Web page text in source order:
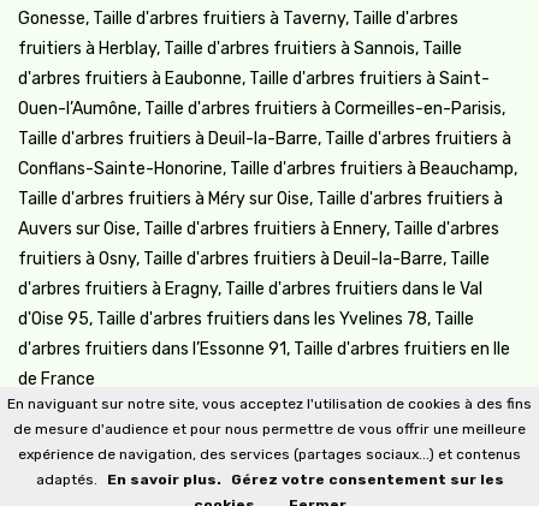
Gonesse, Taille d'arbres fruitiers à Taverny, Taille d'arbres
fruitiers à Herblay, Taille d'arbres fruitiers à Sannois, Taille
d'arbres fruitiers à Eaubonne, Taille d'arbres fruitiers à Saint-
Ouen-l’Aumône, Taille d'arbres fruitiers à Cormeilles-en-Parisis,
Taille d'arbres fruitiers à Deuil-la-Barre, Taille d'arbres fruitiers à
Conflans-Sainte-Honorine, Taille d'arbres fruitiers à Beauchamp,
Taille d'arbres fruitiers à Méry sur Oise, Taille d'arbres fruitiers à
Auvers sur Oise, Taille d'arbres fruitiers à Ennery, Taille d'arbres
fruitiers à Osny, Taille d'arbres fruitiers à Deuil-la-Barre, Taille
d'arbres fruitiers à Eragny, Taille d'arbres fruitiers dans le Val
d'Oise 95, Taille d'arbres fruitiers dans les Yvelines 78, Taille
d'arbres fruitiers dans l’Essonne 91, Taille d'arbres fruitiers en Ile
de France
En naviguant sur notre site, vous acceptez l'utilisation de cookies à des fins
de mesure d'audience et pour nous permettre de vous offrir une meilleure
expérience de navigation, des services (partages sociaux...) et contenus
adaptés.
En savoir plus.
Gérez votre consentement sur les